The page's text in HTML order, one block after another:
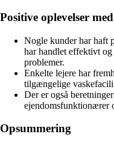
Positive oplevelser
Nogle kunder har haft
har handlet effektivt
problemer.
Enkelte lejere har
tilgængelige
Der er også
ejendomsfunktionærer
Opsummering